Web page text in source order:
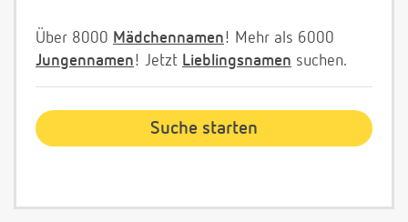
Über 8000 Mädchennamen! Mehr als 6000
Jungennamen! Jetzt Lieblingsnamen suchen.